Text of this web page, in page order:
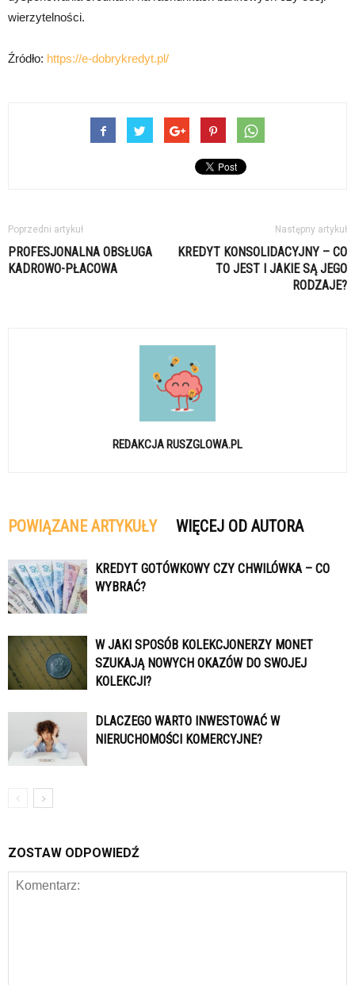
wierzytelności.
Źródło: https://e-dobrykredyt.pl/
Poprzedni artykuł
PROFESJONALNA OBSŁUGA
KADROWO-PŁACOWA
Następny artykuł
KREDYT KONSOLIDACYJNY – CO
TO JEST I JAKIE SĄ JEGO
RODZAJE?
REDAKCJA RUSZGLOWA.PL
POWIĄZANE ARTYKUŁY WIĘCEJ OD AUTORA
KREDYT GOTÓWKOWY CZY CHWILÓWKA – CO
WYBRAĆ?
W JAKI SPOSÓB KOLEKCJONERZY MONET
SZUKAJĄ NOWYCH OKAZÓW DO SWOJEJ
KOLEKCJI?
DLACZEGO WARTO INWESTOWAĆ W
NIERUCHOMOŚCI KOMERCYJNE?
ZOSTAW ODPOWIEDŹ